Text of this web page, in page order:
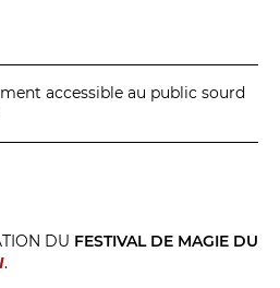
04 93 13 90 90
accessible au public sourd
DU FESTIVAL DE MAGIE DU
.